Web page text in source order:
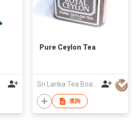
Pure Ceylon Tea
Sri Lanka Tea Board
查詢